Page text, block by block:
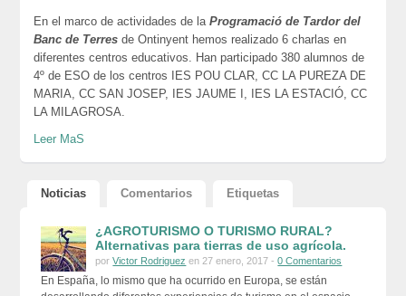
En el marco de actividades de laProgramació de Tardor del
Banc de Terres de Ontinyent hemos realizado 6 charlas en
diferentes centros educativos. Han participado 380 alumnos de
4º de ESO de los centros IES POU CLAR, CC LA PUREZA DE
MARIA, CC SAN JOSEP, IES JAUME I, IES LA ESTACIÓ, CC
LA MILAGROSA.
Leer MaS
Noticias Comentarios Etiquetas
¿AGROTURISMO O TURISMO RURAL?
Alternativas para tierras de uso agrícola.
porVictor Rodriguez en 27 enero, 2017 -0 Comentarios
En España, lo mismo que ha ocurrido en Europa, se están